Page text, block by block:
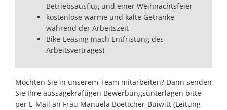
Betriebsausflug und einer Weihnachtsfeier
kostenlose warme und kalte Getränke
während der Arbeitszeit
Bike-Leasing (nach Entfristung des
Arbeitsvertrages)
Möchten Sie in unserem Team mitarbeiten? Dann senden
Sie Ihre aussagekräftigen Bewerbungsunterlagen bitte
per E-Mail an Frau Manuela Boettcher-Buiwitt (Leitung